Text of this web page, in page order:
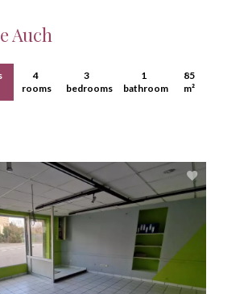
Auch
4
rooms
3
bedrooms
1
bathroom
85
m²